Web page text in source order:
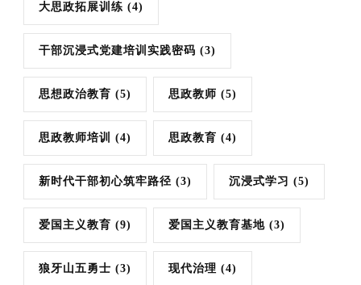
大思政拓展训练 (4)
干部沉浸式党建培训实践密码 (3)
思想政治教育 (5) 思政教师 (5)
思政教师培训 (4) 思政教育 (4)
新时代干部初心筑牢路径 (3) 沉浸式学习 (5)
爱国主义教育 (9) 爱国主义教育基地 (3)
狼牙山五勇士 (3) 现代治理 (4)